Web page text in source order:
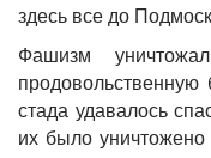
здесь все до
Фашизм
стада удавалось
их было